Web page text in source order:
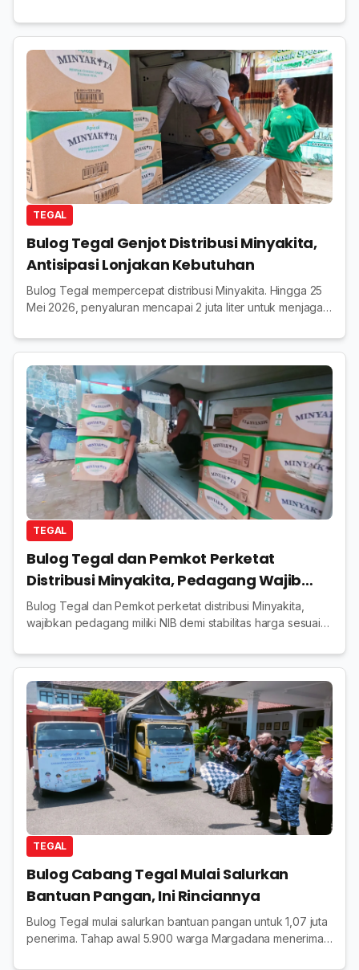
TEGAL
Bulog Tegal Genjot Distribusi Minyakita,
Antisipasi Lonjakan Kebutuhan
Bulog Tegal mempercepat distribusi Minyakita. Hingga 25
Mei 2026, penyaluran mencapai 2 juta liter untuk menjaga
TEGAL
Bulog Tegal dan Pemkot Perketat
Distribusi Minyakita, Pedagang Wajib
Kantongi NIB
Bulog Tegal dan Pemkot perketat distribusi Minyakita,
wajibkan pedagang miliki NIB demi stabilitas harga sesuai
TEGAL
Bulog Cabang Tegal Mulai Salurkan
Bantuan Pangan, Ini Rinciannya
Bulog Tegal mulai salurkan bantuan pangan untuk 1,07 juta
penerima. Tahap awal 5.900 warga Margadana menerima